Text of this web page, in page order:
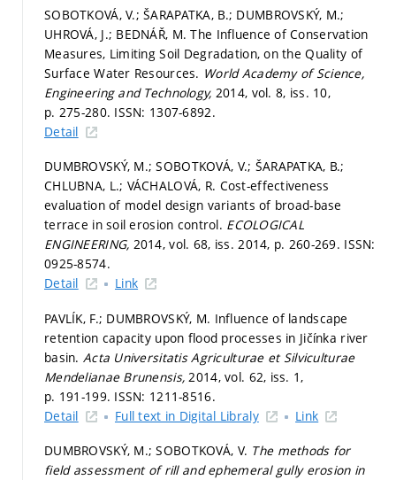
SOBOTKOVÁ, V.; ŠARAPATKA, B.; DUMBROVSKÝ, M.;
UHROVÁ, J.; BEDNÁŘ, M. The Influence of Conservation
Measures, Limiting Soil Degradation, on the Quality of
Surface Water Resources. World Academy of Science,
Engineering and Technology, 2014, vol. 8, iss. 10,
p. 275-280. ISSN: 1307-6892.
Detail
DUMBROVSKÝ, M.; SOBOTKOVÁ, V.; ŠARAPATKA, B.;
CHLUBNA, L.; VÁCHALOVÁ, R. Cost-effectiveness
evaluation of model design variants of broad-base
terrace in soil erosion control. ECOLOGICAL
ENGINEERING, 2014, vol. 68, iss. 2014, p. 260-269. ISSN:
0925-8574.
Detail
Link
PAVLÍK, F.; DUMBROVSKÝ, M. Influence of landscape
retention capacity upon flood processes in Jičínka river
basin. Acta Universitatis Agriculturae et Silviculturae
Mendelianae Brunensis, 2014, vol. 62, iss. 1,
p. 191-199. ISSN: 1211-8516.
Detail
Full text in Digital Libraly Link
DUMBROVSKÝ, M.; SOBOTKOVÁ, V. The methods for
field assessment of rill and ephemeral gully erosion in